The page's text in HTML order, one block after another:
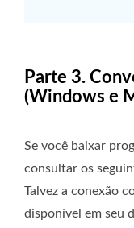
Parte 3.
(Windows e
Se você baixar
consultar os
Talvez a conexão
disponível em seu